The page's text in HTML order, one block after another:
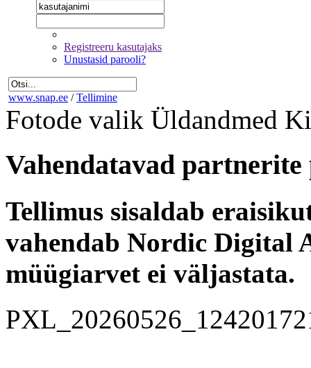
Registreeru kasutajaks
Unustasid parooli?
www.snap.ee / Tellimine
Fotode valik Üldandmed
Vahendatavad
Tellimus sisaldab
vahendab Nordic Digital
müügiarvet ei väljastata.